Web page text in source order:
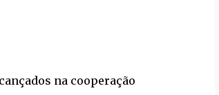
na cooperação